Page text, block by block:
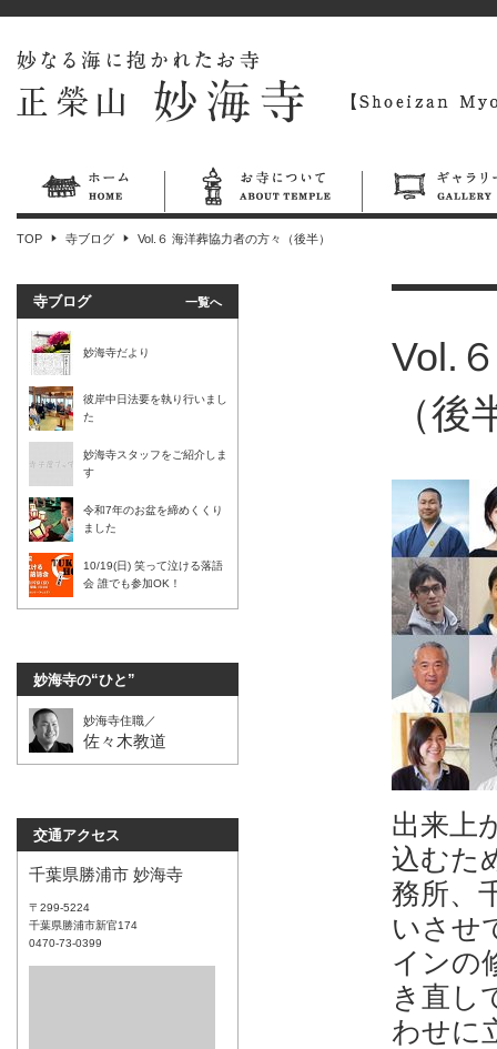
TOP 寺ブログ Vol.６ 海洋葬協力者の方々（後半）
Vol.
（後
出来上
込むた
務所、
いさせ
インの
き直し
わせに
寺ブログ 一覧へ
妙海寺だより
彼岸中日法要を執り行いまし
た
妙海寺スタッフをご紹介しま
す
令和7年のお盆を締めくくり
ました
10/19(日) 笑って泣ける落語
会 誰でも参加OK！
妙海寺の“ひと”
妙海寺住職／
佐々木教道
交通アクセス
千葉県勝浦市 妙海寺
〒299-5224
千葉県勝浦市新官174
0470-73-0399